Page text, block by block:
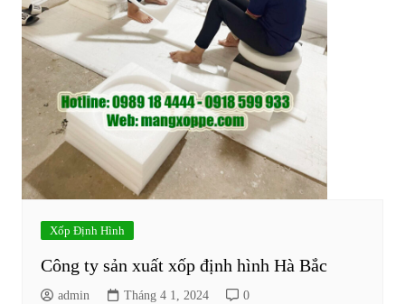
Xốp Định Hình
Công ty sản xuất xốp định hình Hà Bắc
admin Tháng 4 1, 2024 0